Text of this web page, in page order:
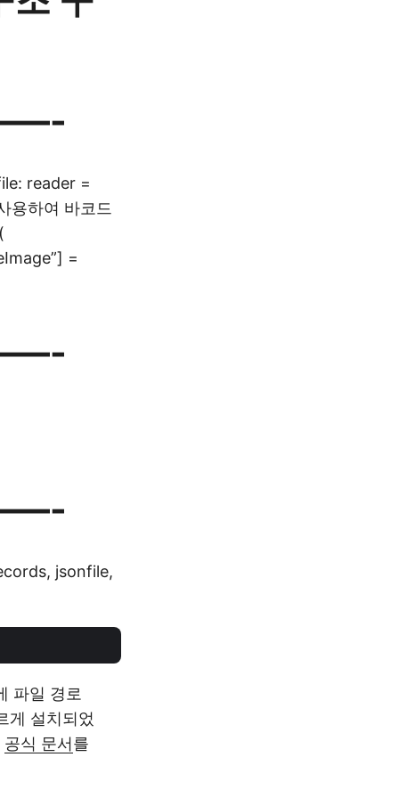
reader =
용하여 바코드
=
jsonfile,
파일 경로
게 설치되었
공식 문서를